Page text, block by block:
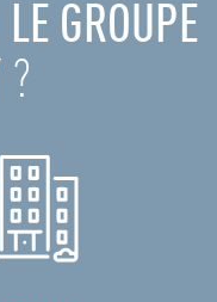
LE GROUPE
?